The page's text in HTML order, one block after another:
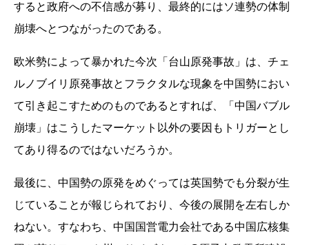
すると政府への不信感が募り、最終的にはソ連勢の体制
崩壊へとつながったのである。
欧米勢によって暴かれた今次「台山原発事故」は、チェ
ルノブイリ原発事故とフラクタルな現象を中国勢におい
て引き起こすためのものであるとすれば、「中国バブル
崩壊」はこうしたマーケット以外の要因もトリガーとし
てあり得るのではないだろうか。
最後に、中国勢の原発をめぐっては英国勢でも分裂が生
じていることが報じられており、今後の展開を左右しか
ねない。すなわち、中国国営電力会社である中国広核集